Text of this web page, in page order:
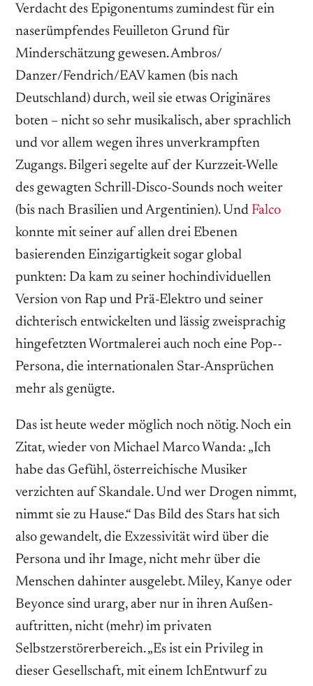
Verdacht des Epigonentums zumindest für ein
naserümpfendes Feuilleton Grund für
Minderschätzung gewesen. Ambros/
Danzer/Fendrich/EAV kamen (bis nach
Deutschland) durch, weil sie etwas Originäres
boten – nicht so sehr musi­kalisch, aber sprachlich
und vor allem wegen ihres unverkrampften
Zugangs. Bilgeri segelte auf der Kurzzeit-­Welle
des gewagten Schrill-Disco-­Sounds noch weiter
(bis nach Brasilien und Argentinien). Und Falco
konnte mit seiner auf allen drei Ebenen
basierenden Einzigartigkeit sogar global
punkten: Da kam zu seiner hochindividuellen
Version von Rap und Prä­-Elektro und seiner
dichterisch entwickelten und lässig zweisprachig
hingefetzten Wort­malerei auch noch eine Pop-­
Persona, die internationalen Star-­Ansprüchen
mehr als genügte.
Das ist heute weder möglich noch nötig. Noch ein
Zitat, wieder von Michael Marco Wanda: „Ich
habe das Gefühl, österreichische Musiker
verzichten auf Skandale. Und wer Drogen nimmt,
nimmt sie zu Hause.“ Das Bild des Stars hat sich
also gewandelt, die Exzessivität wird über die
Persona und ihr Image, nicht mehr über die
Menschen dahinter ausgelebt. Miley, Kanye oder
Beyonce sind ur­arg, aber nur in ihren Außen­
auftritten, nicht (mehr) im privaten
Selbstzerstörerbereich. „Es ist ein Privileg in
dieser Gesellschaft, mit einem Ich­Entwurf zu